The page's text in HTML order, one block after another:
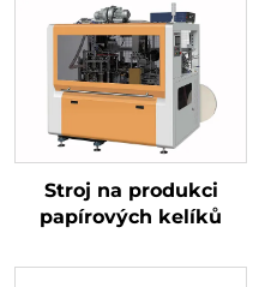
Stroj na produkci
papírových kelíků